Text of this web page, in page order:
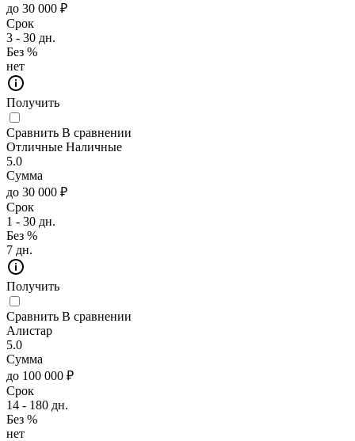
до 30 000 ₽
Срок
3 - 30 дн.
Без %
нет
Получить
Сравнить В сравнении
Отличные Наличные
5.0
Сумма
до 30 000 ₽
Срок
1 - 30 дн.
Без %
7 дн.
Получить
Сравнить В сравнении
Алистар
5.0
Сумма
до 100 000 ₽
Срок
14 - 180 дн.
Без %
нет